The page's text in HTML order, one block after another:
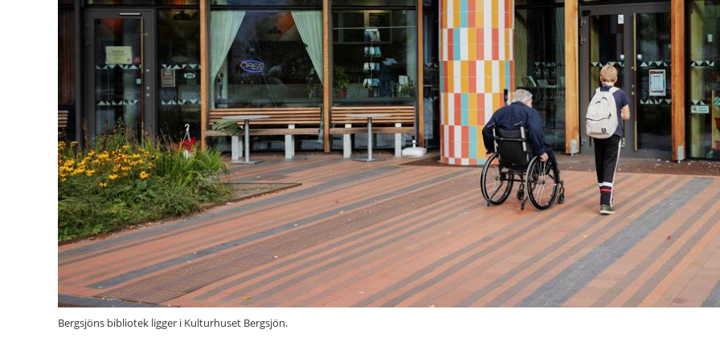
Bergsjöns bibliotek ligger i Kulturhuset Bergsjön.